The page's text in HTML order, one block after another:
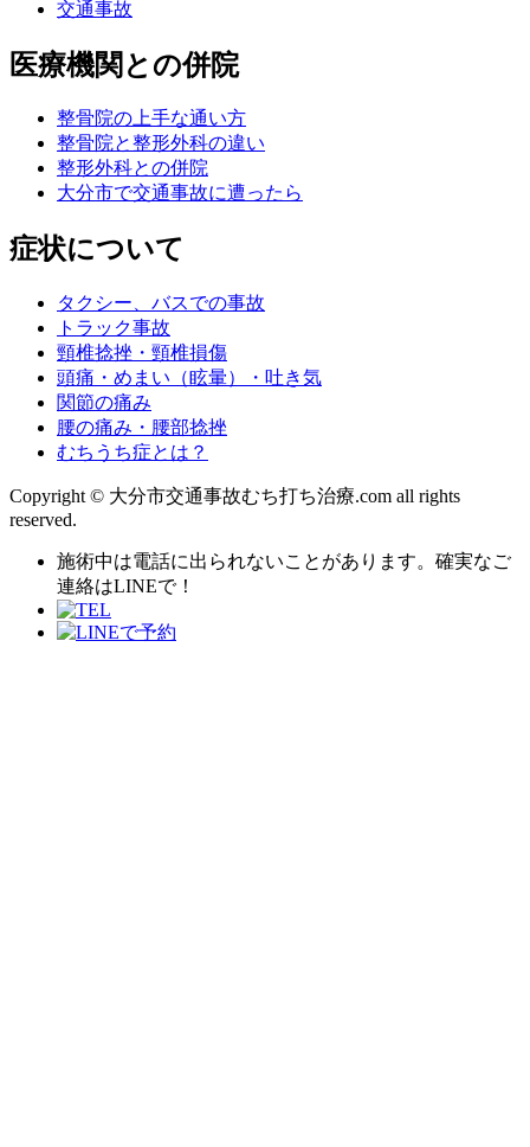
交通事故
医療機関との併院
整骨院の上手な通い方
整骨院と整形外科の違い
整形外科との併院
大分市で交通事故に遭ったら
症状について
タクシー、バスでの事故
トラック事故
頸椎捻挫・頸椎損傷
頭痛・めまい（眩暈）・吐き気
関節の痛み
腰の痛み・腰部捻挫
むちうち症とは？
Copyright © 大分市交通事故むち打ち治療.com all rights
reserved.
施術中は電話に出られないことがあります。確実なご
連絡はLINEで！